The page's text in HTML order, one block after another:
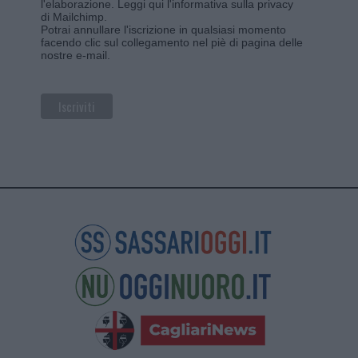
l'elaborazione. Leggi qui l'informativa sulla privacy
di Mailchimp
Potrai annullare l'iscrizione in qualsiasi momento
facendo clic sul collegamento nel piè di pagina delle
nostre e-mail.